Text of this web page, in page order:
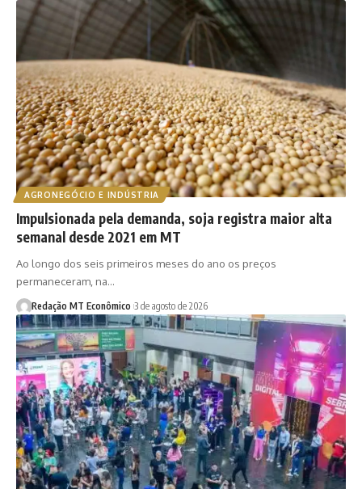
AGRONEGÓCIO E INDÚSTRIA
Impulsionada pela demanda, soja registra maior alta
semanal desde 2021 em MT
Ao longo dos seis primeiros meses do ano os preços
permaneceram, na…
Redação MT Econômico 3 de agosto de 2026